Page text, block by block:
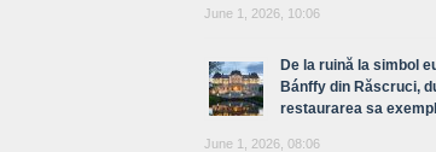
June 1, 2026, 10:06
De la ruină la simbol
Bánffy din Răscruci,
restaurarea sa
June 1, 2026, 08:06